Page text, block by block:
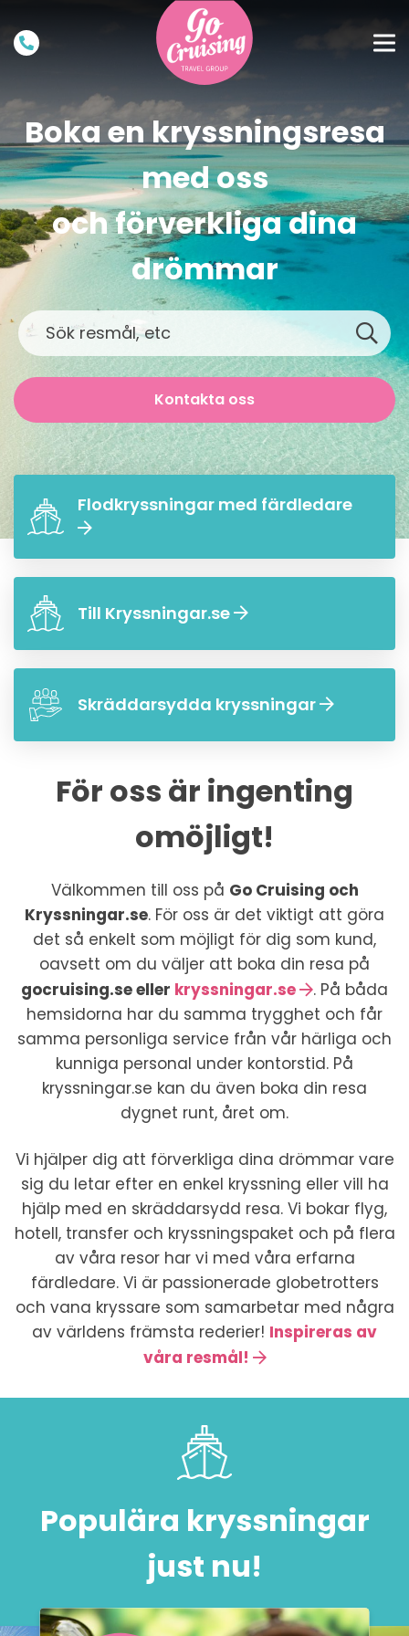
Boka en kryssningsresa
med oss
och förverkliga dina
drömmar
Kontakta oss
Flodkryssningar med färdledare
Till Kryssningar.se
Skräddarsydda kryssningar
För oss är ingenting
omöjligt!
Välkommen till oss på Go Cruising och
Kryssningar.se. För oss är det viktigt att göra
det så enkelt som möjligt för dig som kund,
oavsett om du väljer att boka din resa på
gocruising.se eller kryssningar.se
. På båda
hemsidorna har du samma trygghet och får
samma personliga service från vår härliga och
kunniga personal under kontorstid. På
kryssningar.se kan du även boka din resa
dygnet runt, året om.
Vi hjälper dig att förverkliga dina drömmar vare
sig du letar efter en enkel kryssning eller vill ha
hjälp med en skräddarsydd resa. Vi bokar flyg,
hotell, transfer och kryssningspaket och på flera
av våra resor har vi med våra erfarna
färdledare. Vi är passionerade globetrotters
och vana kryssare som samarbetar med några
av världens främsta rederier! Inspireras av
våra resmål!
Populära kryssningar
just nu!